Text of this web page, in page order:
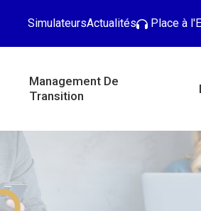
SimulateursActualités Place à
Management De
Transition